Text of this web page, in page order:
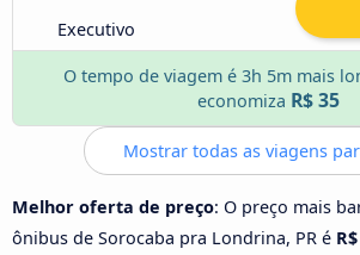
Executivo
O tempo de viagem é 3h 5m mais
economiza R$ 35
Mostrar todas as viagens
Melhor oferta de preço: O preço mais
ônibus de Sorocaba pra Londrina, PR é